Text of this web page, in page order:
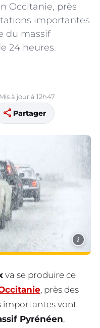
Occitanie, près
importantes
du massif
24 heures.
à jour à 12h47
share Partager
i
va se produire ce
, près des
importantes vont
Pyrénéen,